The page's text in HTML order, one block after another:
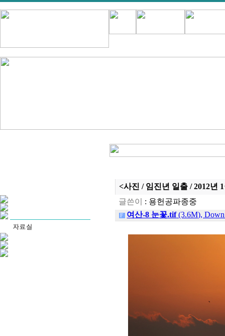
<사진 / 임진년 일출 / 2012년
글쓴이
: 용헌공파종중
F 여산-8 눈꽃.tif(3.6M), Down